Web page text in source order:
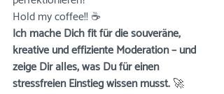
Hold my coffee!! ☕️
Ich mache Dich fit für die souveräne,
kreative und effiziente Moderation – und
zeige Dir alles, was Du für einen
stressfreien Einstieg wissen musst. 🚀